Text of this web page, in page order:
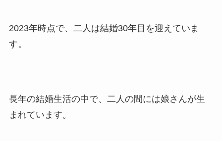
2023年時点で、二人は結婚30年目を迎えていま
す。
長年の結婚生活の中で、二人の間には娘さんが生
まれています。